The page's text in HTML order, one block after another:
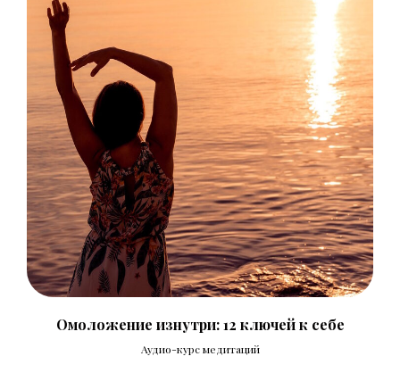
Омоложение изнутри: 12 ключей к себе
Аудио-курс медитаций